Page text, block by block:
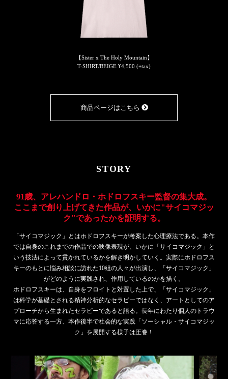
【Sister x The Holy Mountain】
T-SHIRT/BEIGE ¥4,500 (+tax)
商品ページはこちら
STORY
91歳、アレハンドロ・ホドロフスキー監督の集大成。
ここまで創り上げてきた作品が、いかに"サイコマジッ
ク"であったかを証明する。
「サイコマジック」とはホドロフスキーが考案した心理療法である。本作
では自身のこれまでの作品での映像表現が、いかに「サイコマジック」と
いう技法によって貫かれているかを解き明かしていく。実際にホドロフス
キーのもとに悩み相談に訪れた10組の人々が出演し、「サイコマジック」
がどのように実践され、作用しているのかを描く。
ホドロフスキーは、自身をフロイトと対置した上で、「サイコマジック」
は科学が基礎とされる精神分析的なセラピーではなく、アートとしてのア
プローチから生まれたセラピーであると語る。長年にわたり個人のトラウ
マに応答する一方、本作後半で社会的な実践「ソーシャル・サイコマジッ
ク」を展開する様子は圧巻！